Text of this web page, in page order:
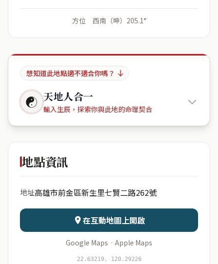
方位 西南（坤）205.1°
想知道此地點適不適合你嗎？
☯ 天地人合一
輸入生辰，探索你與此地的命理契合
台灣高雄
出生時辰
地點資訊
地址高雄市前金區新生里七賢二路262號
在互動地圖上開啟
Google Maps · Apple Maps
22.63219, 120.29226